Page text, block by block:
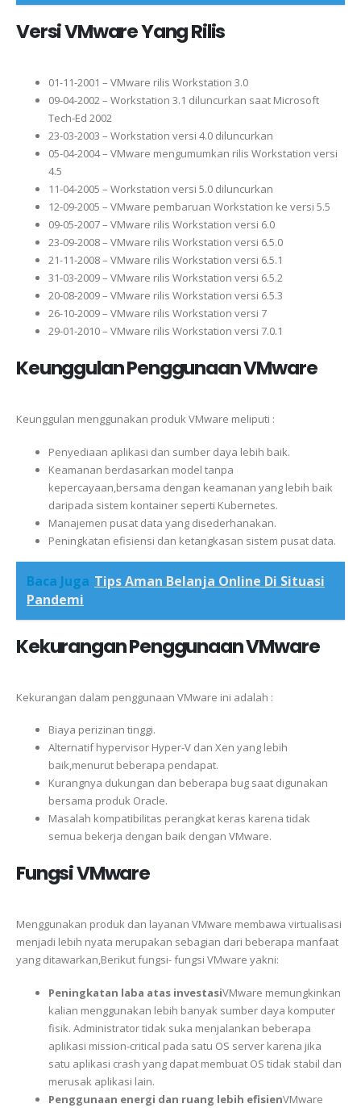
VersiVMware Yang Rilis
01-11-2001 – VMware rilis Workstation 3.0
09-04-2002 – Workstation 3.1 diluncurkan saat Microsoft
Tech-Ed 2002
23-03-2003 – Workstation versi 4.0 diluncurkan
05-04-2004 – VMware mengumumkan rilis Workstation versi
4.5
11-04-2005 – Workstation versi 5.0 diluncurkan
12-09-2005 – VMware pembaruan Workstation ke versi 5.5
09-05-2007 – VMware rilis Workstation versi 6.0
23-09-2008 – VMware rilis Workstation versi 6.5.0
21-11-2008 – VMware rilis Workstation versi 6.5.1
31-03-2009 – VMware rilis Workstation versi 6.5.2
20-08-2009 – VMware rilis Workstation versi 6.5.3
26-10-2009 – VMware rilis Workstation versi 7
29-01-2010 – VMware rilis Workstation versi 7.0.1
KeunggulanPenggunaan VMware
Keunggulan menggunakan produk VMware meliputi :
Penyediaan aplikasi dan sumber daya lebih baik.
Keamanan berdasarkan model tanpa
kepercayaan,bersama dengan keamanan yang lebih baik
daripada sistem kontainer seperti Kubernetes.
Manajemen pusat data yang disederhanakan.
Peningkatan efisiensi dan ketangkasan sistem pusat data.
Baca Juga Tips Aman Belanja Online Di Situasi
Pandemi
Kekurangan Penggunaan VMware
Kekurangan dalam penggunaan VMware ini adalah :
Biaya perizinan tinggi.
Alternatif hypervisor Hyper-V dan Xen yang lebih
baik,menurut beberapa pendapat.
Kurangnya dukungan dan beberapa bug saat digunakan
bersama produk Oracle.
Masalah kompatibilitas perangkat keras karena tidak
semua bekerja dengan baik dengan VMware.
Fungsi VMware
Menggunakan produk dan layanan VMware membawa virtualisasi
menjadi lebih nyata merupakan sebagian dari beberapa manfaat
yang ditawarkan,Berikut fungsi- fungsi VMware yakni:
Peningkatan laba atas investasiVMware memungkinkan
kalian menggunakan lebih banyak sumber daya komputer
fisik. Administrator tidak suka menjalankan beberapa
aplikasi mission-critical pada satu OS server karena jika
satu aplikasi crash yang dapat membuat OS tidak stabil dan
merusak aplikasi lain.
Penggunaan energi dan ruang lebih efisienVMware